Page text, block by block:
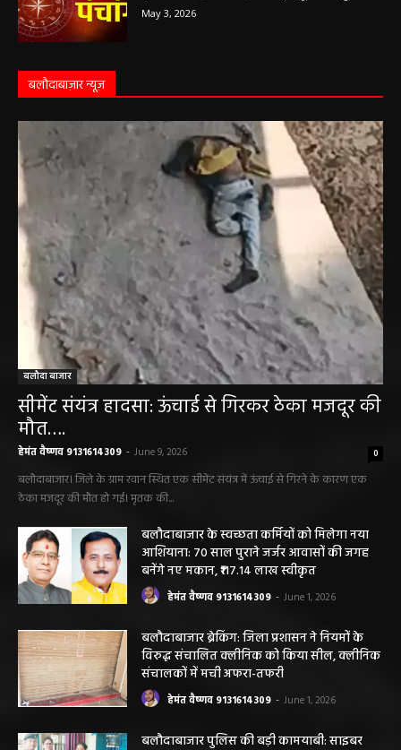
May 3, 2026
बलौदाबाज़ार न्यूज़
बलौदा बाजार
सीमेंट संयंत्र हादसा: ऊंचाई से गिरकर ठेका मजदूर की
मौत….
हेमंत वैष्णव 9131614309 - June 9, 2026 0
बलौदाबाजार। जिले के ग्राम रवान स्थित एक सीमेंट संयंत्र में ऊंचाई से गिरने के कारण एक
ठेका मजदूर की मौत हो गई। मृतक की...
बलौदाबाजार के स्वच्छता कर्मियों को मिलेगा नया
आशियाना: 70 साल पुराने जर्जर आवासों की जगह
बनेंगे नए मकान, ₹117.14 लाख स्वीकृत
हेमंत वैष्णव 9131614309 - June 1, 2026
बलौदाबाजार ब्रेकिंग: जिला प्रशासन ने नियमों के
विरुद्ध संचालित क्लीनिक को किया सील, क्लीनिक
संचालकों में मची अफरा-तफरी
हेमंत वैष्णव 9131614309 - June 1, 2026
बलौदाबाजार पुलिस की बड़ी कामयाबी: साइबर